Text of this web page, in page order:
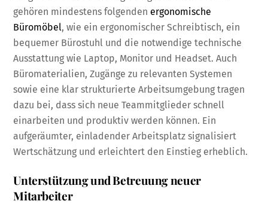
gehören mindestens folgenden ergonomische
Büromöbel, wie ein ergonomischer Schreibtisch, ein
bequemer Bürostuhl und die notwendige technische
Ausstattung wie Laptop, Monitor und Headset. Auch
Büromaterialien, Zugänge zu relevanten Systemen
sowie eine klar strukturierte Arbeitsumgebung tragen
dazu bei, dass sich neue Teammitglieder schnell
einarbeiten und produktiv werden können. Ein
aufgeräumter, einladender Arbeitsplatz signalisiert
Wertschätzung und erleichtert den Einstieg erheblich.
Unterstützung und Betreuung neuer
Mitarbeiter